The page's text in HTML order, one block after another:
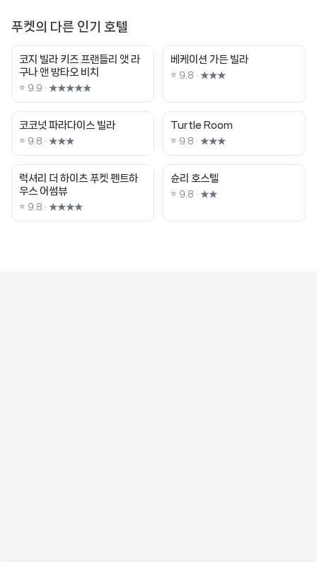
푸켓의 다른 인기 호텔
코지 빌라 키즈 프랜들리 앳 라
구나 앤 방타오 비치
⭐ 9.9 · ★★★★★
베케이션 가든 빌라
⭐ 9.8 · ★★★
코코넛 파라다이스 빌라
⭐ 9.8 · ★★★
Turtle Room
⭐ 9.8 · ★★★
럭셔리 더 하이츠 푸켓 펜트하
우스 어썸뷰
⭐ 9.8 · ★★★★
슌리 호스텔
⭐ 9.8 · ★★